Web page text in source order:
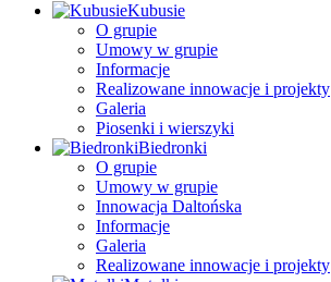
Kubusie
O grupie
Umowy w grupie
Informacje
Realizowane innowacje i projekty
Galeria
Piosenki i wierszyki
Biedronki
O grupie
Umowy w grupie
Innowacja Daltońska
Informacje
Galeria
Realizowane innowacje i projekty